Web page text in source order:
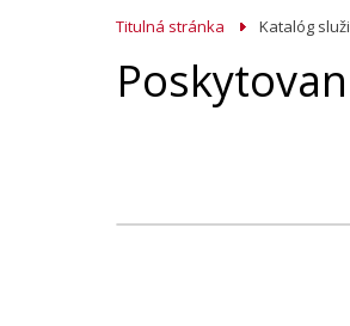
Titulná stránka Katalóg